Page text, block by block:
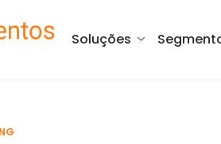
Soluções